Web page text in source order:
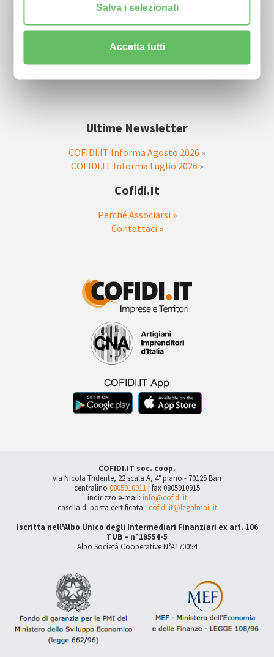
Ultime Newsletter
COFIDI.IT Informa Agosto 2026 »
COFIDI.IT Informa Luglio 2026 »
Cofidi.it
Perché Associarsi »
Contattaci »
COFIDI.IT soc. coop.
via Nicola Tridente, 22 scala A, 4° piano - 70125 Bari
centralino 0805910911| fax 0805910915
indirizzo e-mail: info@cofidi.it
casella di posta certificata : cofidi.it@legalmail.it
Iscritta nell'Albo Unico degli Intermediari Finanziari ex art. 106
TUB – n°19554-5
Albo Società Cooperative N°A170054
Salva i selezionati
Accetta tutti